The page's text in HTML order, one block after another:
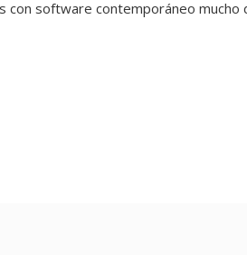
con software contemporáneo mucho